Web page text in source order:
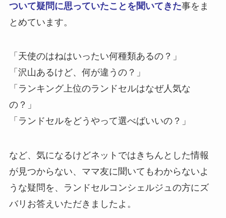
ついて疑問に思っていたことを聞いてきた事をま
とめています。
「天使のはねはいったい何種類あるの？」
「沢山あるけど、何が違うの？」
「ランキング上位のランドセルはなぜ人気な
の？」
「ランドセルをどうやって選べばいいの？」
など、気になるけどネットではきちんとした情報
が見つからない、ママ友に聞いてもわからないよ
うな疑問を、ランドセルコンシェルジュの方にズ
バリお答えいただきましたよ。